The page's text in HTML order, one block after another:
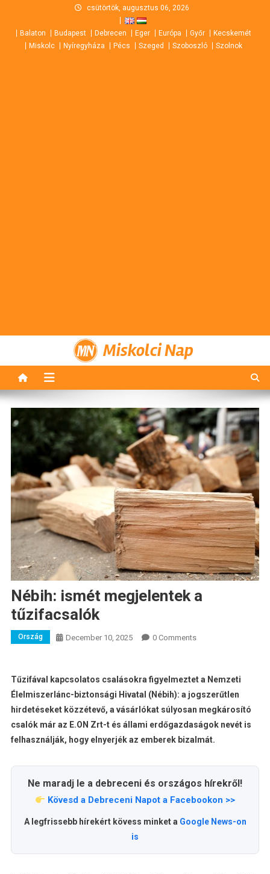
content
csütörtök, augusztus 06, 2026
Balaton Budapest Debrecen Eger Európa Győr
Kecskemét
Miskolc
Nyíregyháza Pécs Szeged Szoboszló Szolnok
Miskolci Nap
Nébih: ismét megjelentek a
tűzifacsalók
Ország December 10, 2025 0 Comments
Tűzifával kapcsolatos csalásokra figyelmeztet a Nemzeti
Élelmiszerlánc-biztonsági Hivatal (Nébih): a jogszerűtlen
hirdetéseket közzétevő, a vásárlókat súlyosan megkárosító
csalók már az E.ON Zrt-t és állami erdőgazdaságok nevét is
felhasználják, hogy elnyerjék az emberek bizalmát.
Ne maradj le a debreceni és országos hírekről!
Kövesd a Debreceni Napot a Facebookon >>
A legfrissebb hírekért kövess minket a Google News-on
is